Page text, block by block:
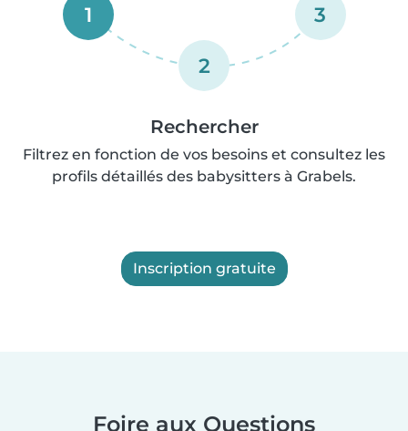
1
2
3
Rechercher
Filtrez en fonction de vos besoins et consultez les
profils détaillés des babysitters à Grabels.
Inscription gratuite
Foire aux Questions